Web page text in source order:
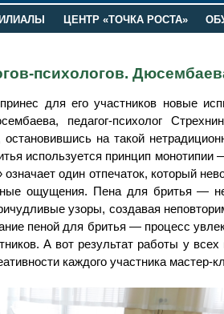
ЦЕНТР «ТОЧКА РОСТА»
психологов.
для его участников новые
педагог-психолог
остановившись на такой
используется принцип
означает один отпечаток, который
ощущения. Пена для бритья —
узоры, создавая
пеной для бритья — процесс
А вот результат работы у
каждого участника мастер-